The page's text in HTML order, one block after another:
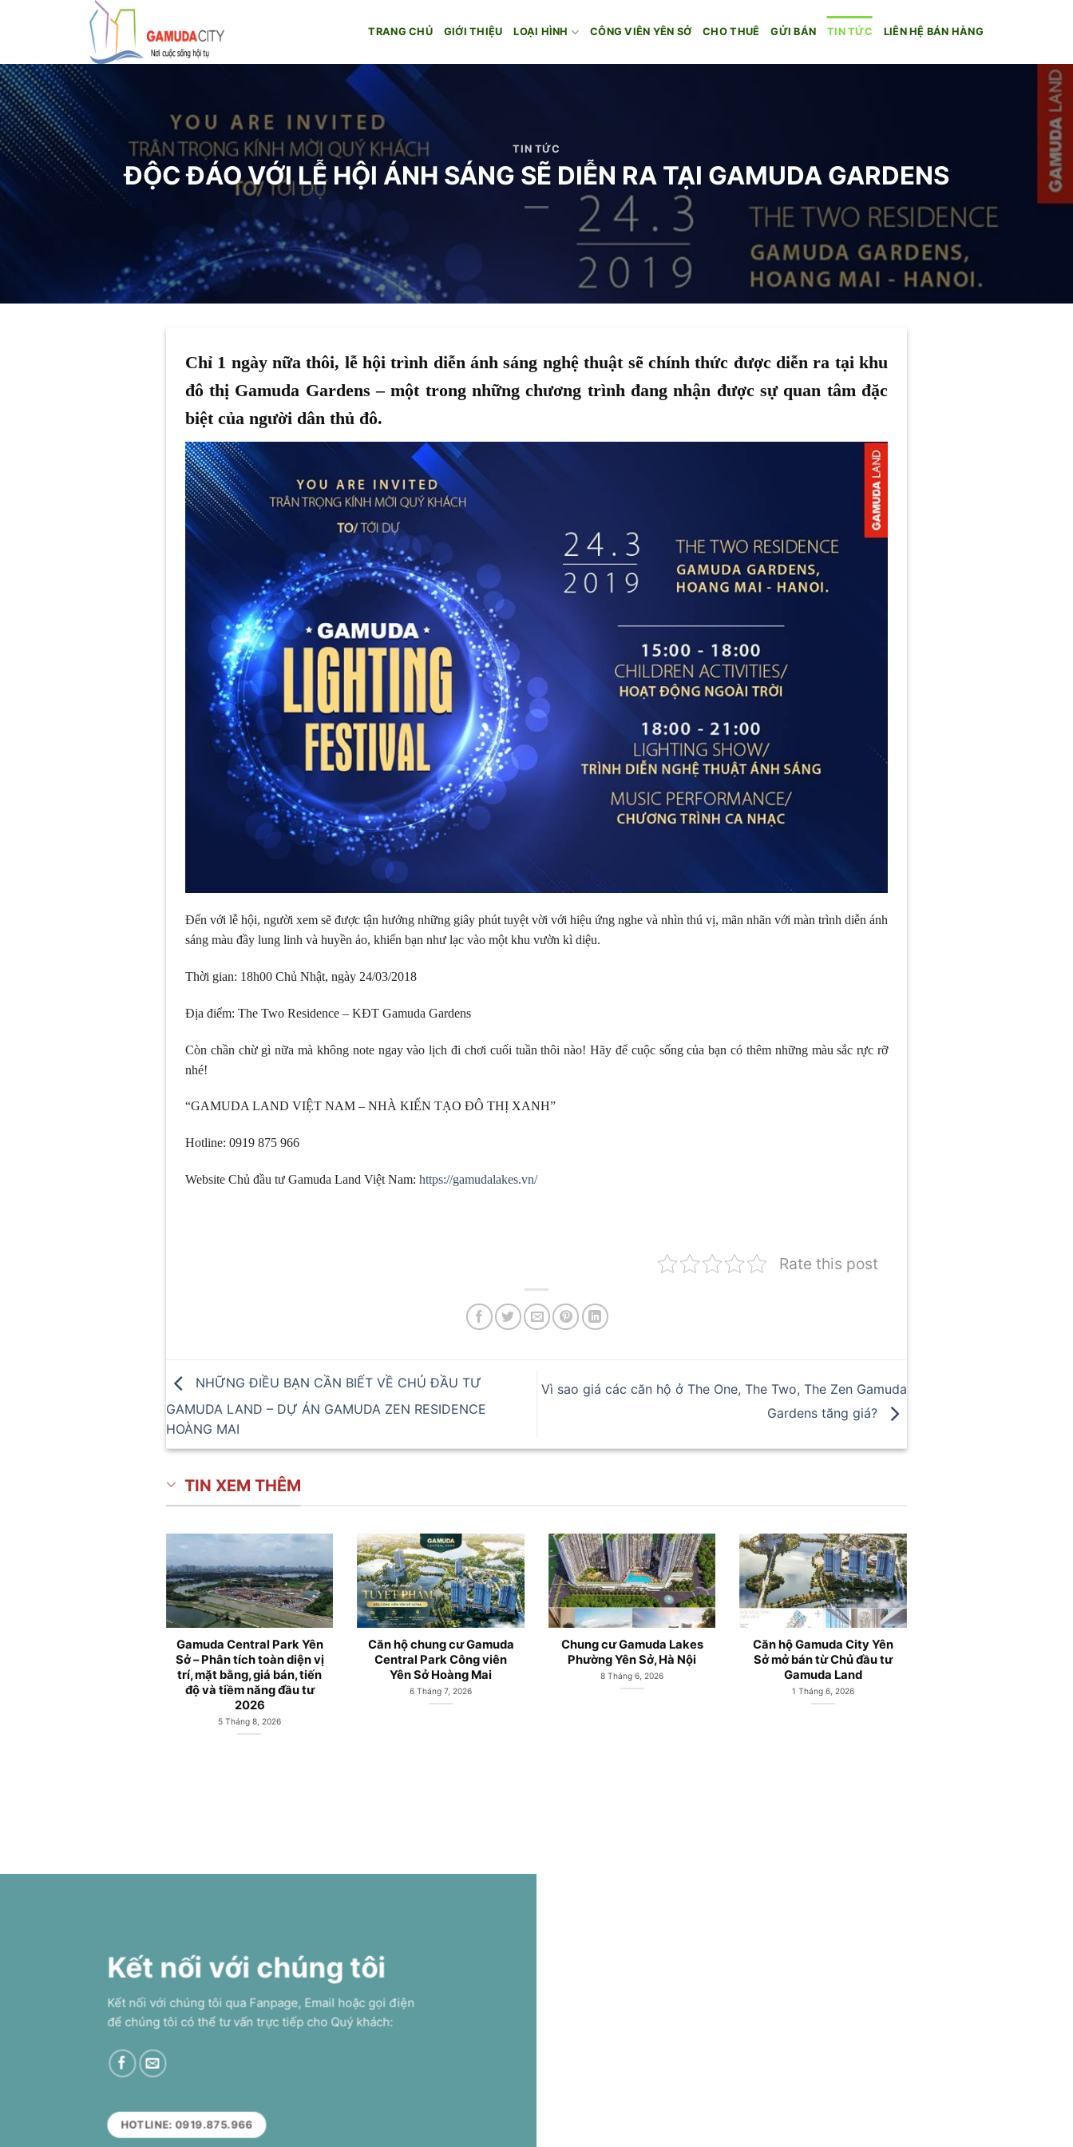
dung
TRANG CHỦ GIỚI THIỆU LOẠI HÌNH CÔNG VIÊN YÊN SỞ CHO THUÊ GỬI BÁN TIN TỨC LIÊN HỆ BÁN HÀNG
TIN TỨC
ĐỘC ĐÁO VỚI LỄ HỘI ÁNH SÁNG SẼ DIỄN RA TẠI GAMUDA GARDENS
Chỉ 1 ngày nữa thôi, lễ hội trình diễn ánh sáng nghệ thuật sẽ chính thức được diễn ra tại khu
đô thị Gamuda Gardens – một trong những chương trình đang nhận được sự quan tâm đặc
biệt của người dân thủ đô.
Đến với lễ hội, người xem sẽ được tận hưởng những giây phút tuyệt vời với hiệu ứng nghe và nhìn thú vị, mãn nhãn với màn trình diễn ánh
sáng màu đầy lung linh và huyền ảo, khiến bạn như lạc vào một khu vườn kì diệu.
Thời gian: 18h00 Chủ Nhật, ngày 24/03/2018
Địa điểm: The Two Residence – KĐT Gamuda Gardens
Còn chần chừ gì nữa mà không note ngay vào lịch đi chơi cuối tuần thôi nào! Hãy để cuộc sống của bạn có thêm những màu sắc rực rỡ
nhé!
“GAMUDA LAND VIỆT NAM – NHÀ KIẾN TẠO ĐÔ THỊ XANH”
Hotline: 0919 875 966
Website Chủ đầu tư Gamuda Land Việt Nam: https://gamudalakes.vn/
Rate this post
NHỮNG ĐIỀU BẠN CẦN BIẾT VỀ CHỦ ĐẦU TƯ
GAMUDA LAND – DỰ ÁN GAMUDA ZEN RESIDENCE
HOÀNG MAI
Vì sao giá các căn hộ ở The One, The Two, The Zen Gamuda
Gardens tăng giá?
TIN XEM THÊM
Căn hộ Gamuda City Yên
Sở mở bán từ Chủ đầu tư
Gamuda Land
1 Tháng 6, 2026
Gamuda City Hà Nội và
Công viên Hồ Yên Sở
Hoàng Mai
27 Tháng 5, 2026
Căn hộ chung cư Gamuda
City Yên Sở mở bán từ
CĐT Gamuda Land
19 Tháng 5, 2026
LePARC Gamuda City Yên
Sở mở bán từ Chủ đầu tư
Gamuda Land
19 Tháng 5, 2026
Kết nối với chúng tôi
Kết nối với chúng tôi qua Fanpage, Email hoặc gọi điện
để chúng tôi có thể tư vấn trực tiếp cho Quý khách:
HOTLINE: 0919.875.966